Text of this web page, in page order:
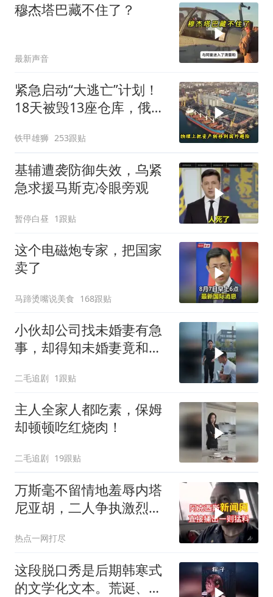
穆杰塔巴藏不住了？
最新声音
紧急启动“大逃亡”计划！
18天被毁13座仓库，俄电
策
铁甲雄狮 253跟贴
基辅遭袭防御失效，乌紧
急求援马斯克冷眼旁观
暂停白昼 1跟贴
这个电磁炮专家，把国家
卖了
马蹄烫嘴说美食 168跟贴
小伙却公司找未婚妻有急
事，却得知未婚妻竟和别
二毛追剧 1跟贴
主人全家人都吃素，保姆
却顿顿吃红烧肉！
二毛追剧 19跟贴
万斯毫不留情地羞辱内塔
尼亚胡，二人争执激烈，
热点一网打尽
这段脱口秀是后期韩寒式
的文学化文本。荒诞、激